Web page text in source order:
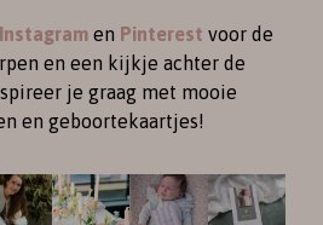
Instagramen Pinterest voor de
en een kijkje achter de
je graag met mooie
en geboortekaartjes!